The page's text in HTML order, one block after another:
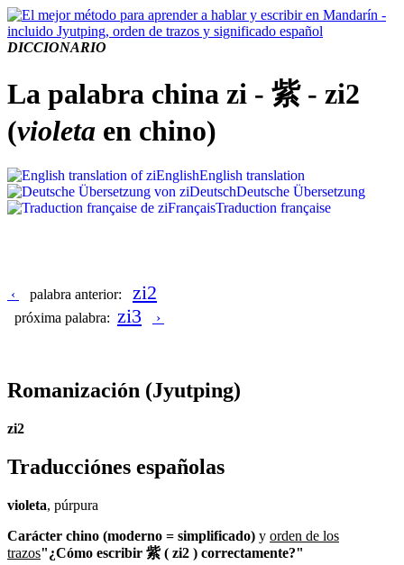
DICCIONARIO
La palabra china zi - 紫 - zi2
(violeta en chino)
EnglishEnglish translation
DeutschDeutsche Übersetzung
FrançaisTraduction française
‹ palabra anterior: zi2
próxima palabra: zi3 ›
Romanización (Jyutping)
zi2
Traducciónes españolas
violeta, púrpura
Carácter chino (moderno = simplificado) y orden de los
trazos"¿Cómo escribir 紫 ( zi2 ) correctamente?"